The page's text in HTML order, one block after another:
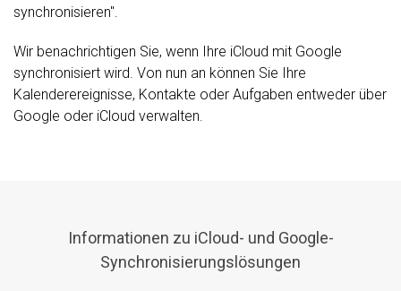
synchronisieren".
Wir benachrichtigen Sie, wenn Ihre iCloud mit Google
synchronisiert wird. Von nun an können Sie Ihre
Kalenderereignisse, Kontakte oder Aufgaben entweder über
Google oder iCloud verwalten.
Informationen zu iCloud- und Google-
Synchronisierungslösungen